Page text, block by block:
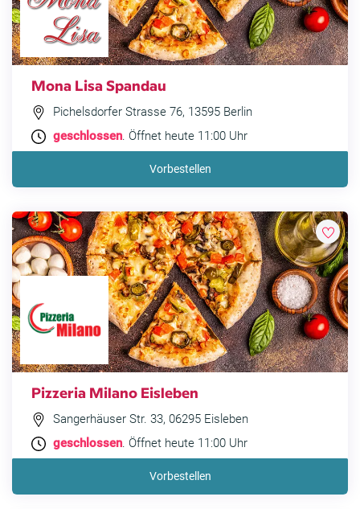
Mona Lisa Spandau
Pichelsdorfer Strasse 76, 13595 Berlin
geschlossen. Öffnet heute 11:00 Uhr
Vorbestellen
Pizzeria Milano Eisleben
Sangerhäuser Str. 33, 06295 Eisleben
geschlossen. Öffnet heute 11:00 Uhr
Vorbestellen